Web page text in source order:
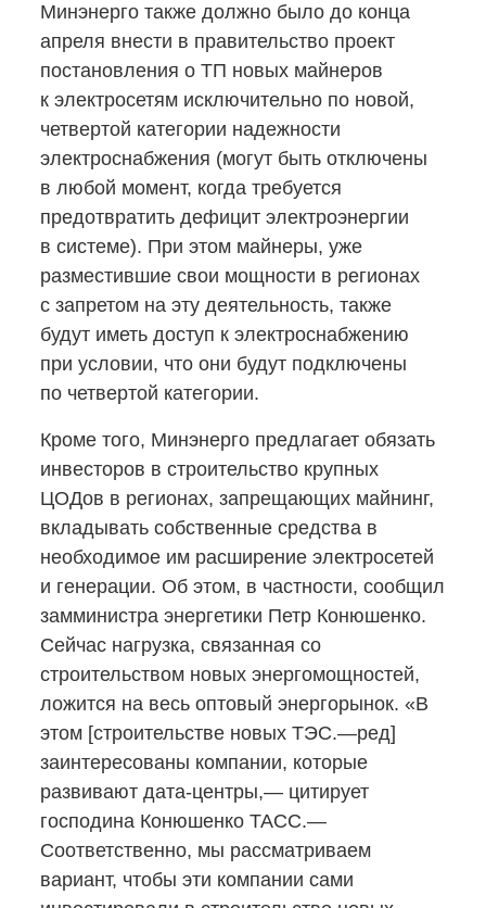
Минэнерго также должно было до конца
апреля внести в правительство проект
постановления о ТП новых майнеров
к электросетям исключительно по новой,
четвертой категории надежности
электроснабжения (могут быть отключены
в любой момент, когда требуется
предотвратить дефицит электроэнергии
в системе). При этом майнеры, уже
разместившие свои мощности в регионах
с запретом на эту деятельность, также
будут иметь доступ к электроснабжению
при условии, что они будут подключены
по четвертой категории.
Кроме того, Минэнерго предлагает обязать
инвесторов в строительство крупных
ЦОДов в регионах, запрещающих майнинг,
вкладывать собственные средства в
необходимое им расширение электросетей
и генерации. Об этом, в частности, сообщил
замминистра энергетики Петр Конюшенко.
Сейчас нагрузка, связанная со
строительством новых энергомощностей,
ложится на весь оптовый энергорынок. «В
этом [строительстве новых ТЭС.—ред]
заинтересованы компании, которые
развивают дата-центры,— цитирует
господина Конюшенко ТАСС.—
Соответственно, мы рассматриваем
вариант, чтобы эти компании сами